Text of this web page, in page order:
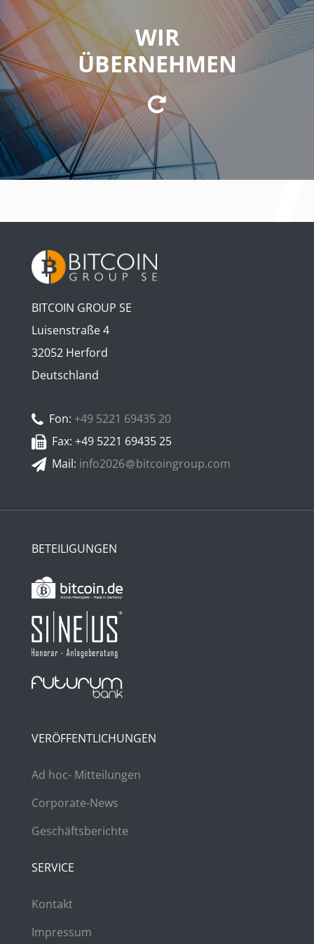
WIR
ÜBERNEHMEN
WIR ÜBERNEHMEN
die strategische Führung, Steuerung und
Koordinierung.
BITCOIN GROUP SE
Luisenstraße 4
32052 Herford
Deutschland
Fon: +49 5221 69435 20
Fax: +49 5221 69435 25
Mail: info2026 bitcoingroup.com
BETEILIGUNGEN
VERÖFFENTLICHUNGEN
Ad hoc- Mitteilungen
Corporate-News
Geschäftsberichte
SERVICE
Kontakt
Impressum